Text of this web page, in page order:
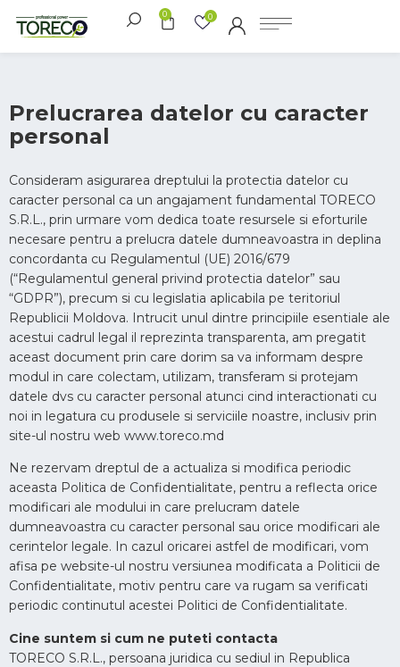
0 0
Prelucrarea datelor cu caracter
personal
Consideram asigurarea dreptului la protectia datelor cu
caracter personal ca un angajament fundamental TORECO
S.R.L., prin urmare vom dedica toate resursele si eforturile
necesare pentru a prelucra datele dumneavoastra in deplina
concordanta cu Regulamentul (UE) 2016/679
(“Regulamentul general privind protectia datelor” sau
“GDPR”), precum si cu legislatia aplicabila pe teritoriul
Republicii Moldova. Intrucit unul dintre principiile esentiale ale
acestui cadrul legal il reprezinta transparenta, am pregatit
aceast document prin care dorim sa va informam despre
modul in care colectam, utilizam, transferam si protejam
datele dvs cu caracter personal atunci cind interactionati cu
noi in legatura cu produsele si serviciile noastre, inclusiv prin
site-ul nostru web www.toreco.md
Ne rezervam dreptul de a actualiza si modifica periodic
aceasta Politica de Confidentialitate, pentru a reflecta orice
modificari ale modului in care prelucram datele
dumneavoastra cu caracter personal sau orice modificari ale
cerintelor legale. In cazul oricarei astfel de modificari, vom
afisa pe website-ul nostru versiunea modificata a Politicii de
Confidentialitate, motiv pentru care va rugam sa verificati
periodic continutul acestei Politici de Confidentialitate.
Cine suntem si cum ne puteti contacta
TORECO S.R.L., persoana juridica cu sediul in Republica